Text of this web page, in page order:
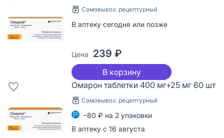
Самовывоз: рецептурный
В аптеку сегодня или позже
Цена 239 ₽
В корзину
Омарон таблетки 400 мг+25 мг 60 шт
Самовывоз: рецептурный
–80 ₽ на 2 упаковки
В аптеку с 16 августа